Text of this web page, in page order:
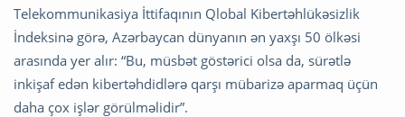
Telekommunikasiya İttifaqının Qlobal Kibertəhlükəsizlik
İndeksinə görə, Azərbaycan dünyanın ən yaxşı 50 ölkəsi
arasında yer alır: “Bu, müsbət göstərici olsa da, sürətlə
inkişaf edən kibertəhdidlərə qarşı mübarizə aparmaq üçün
daha çox işlər görülməlidir”.